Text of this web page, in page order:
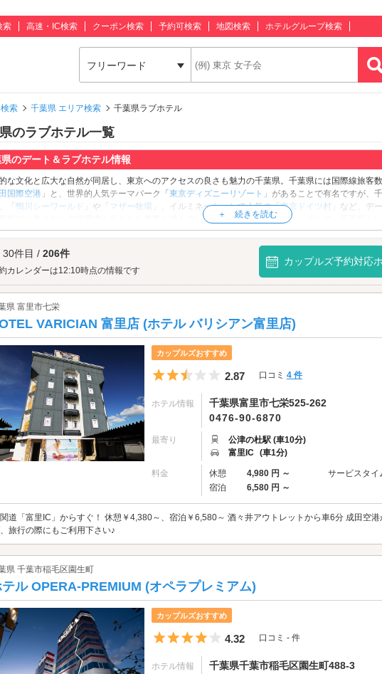
索 高速・IC検索 クーポン検索 予約可検索 地図検索 ホテルグループ検索
フリーワード
索 千葉県 エリア検索 千葉県ラブホテル
のラブホテル一覧
のデート＆ラブホテル情報
な文化と広大な自然が同居し、東京へのアクセスの良さも魅力の千葉県。千葉県には国際線旅客
国際空港 」と、世界的人気テーマパーク「 東京ディズニーリゾート 」があることで有名ですが、
「 鴨川シーワールド 」や「 マザー牧場 」、イルミネーションで人気の「東京ドイツ村
」など、デ
葉県では恵まれた自然環境を活かした農業が盛んで、落花生の生産量は日本一。そして、千葉県と
！東武野田線野田市駅の周辺にはキッコーマンの醤油工場が立ち並び、香ばしいかおりを漂わせ
は漁業も盛ん。春には真鯛や鰹、夏には鰯やアワビ、秋には伊勢海老や秋刀魚が、そして冬には金
ある漁港では、いすみ市の「大原漁港」のように朝市が開催されている所もありますので、新鮮
ての食材を購入するというのもおすすめです♪1日だけではとても遊びつくせない千葉県。宿泊に
のエリアには220軒以上ものラブホテルがあります。女性には嬉しい充実のアメニティはもちろ
もたくさんあるので、お時間いっぱい存分に楽しめます。便利なカップルズ予約のできるホテル
ましょう。
30件目 / 206件
カレンダーは12:10時点の情報です
カップルズ予約対応
県 富里市七栄
VARICIAN 富里店 (ホテル バリシアン富里店)
カップルズおすすめ
5つ星のうち2.5
2.87 口コミ 4 件
ホテル情報
千葉県富里市七栄525-262
0476-90-6870
最寄り
公津の杜駅 (車10分)
富里IC (車1分)
料金 休憩 4,980 円 ～ サービスタイ
宿泊
6,580 円 ～
道「富里IC」からすぐ！ 休憩￥4,380～、宿泊￥6,580～ 酒々井アウトレットから車6分 成田空
旅行の際にもご利用下さい♪
県 千葉市稲毛区園生町
ル OPERA-PREMIUM (オペラプレミアム)
カップルズおすすめ
5つ星のうち4
4.32 口コミ - 件
ホテル情報
千葉県千葉市稲毛区園生町488-3